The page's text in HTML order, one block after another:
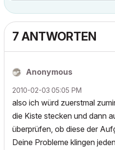
7 ANTWORTEN
Anonymous
‎2010-02-03 05:05 PM
also ich würd zuerstmal
die Kiste stecken und dann
überprüfen, ob diese der
Deine Probleme klingen